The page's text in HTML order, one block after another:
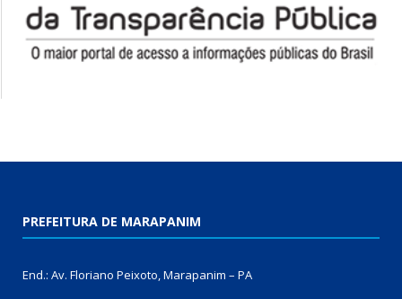
PREFEITURA DE MARAPANIM
End.: Av. Floriano Peixoto, Marapanim – PA